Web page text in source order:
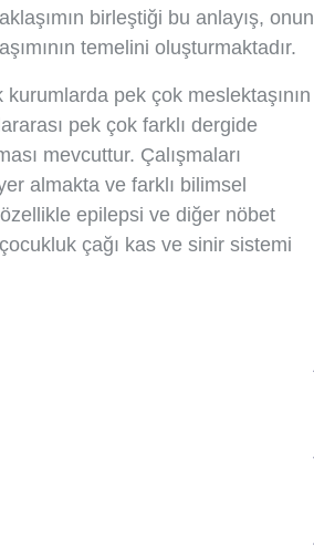
birleştiği bu anlayış, onun
temelini oluşturmaktadır.
pek çok meslektaşının
pek çok farklı dergide
mevcuttur. Çalışmaları
almakta ve farklı bilimsel
özellikle epilepsi ve diğer nöbet
çağı kas ve sinir sistemi